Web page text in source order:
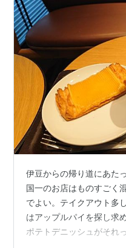
伊豆からの帰り道にあた
国一のお店はものすごく
でよい。テイクアウト多
はアップルパイを探し求
ポテトデニッシュがそれ